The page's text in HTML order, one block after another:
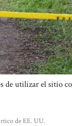
de utilizar el sitio
de EE. UU.